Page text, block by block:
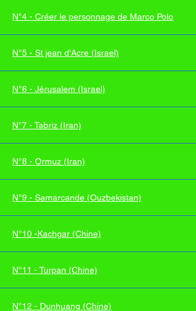
N°4 - Créer le personnage de Marco Polo
N°5 - St jean d'Acre (Israel)
N°6 - Jérusalem (Israel)
N°7 - Tabriz (Iran)
N°8 - Ormuz (Iran)
N°9 - Samarcande (Ouzbekistan)
N°10 -Kachgar (Chine)
N°11 - Turpan (Chine)
N°12 - Dunhuang (Chine)